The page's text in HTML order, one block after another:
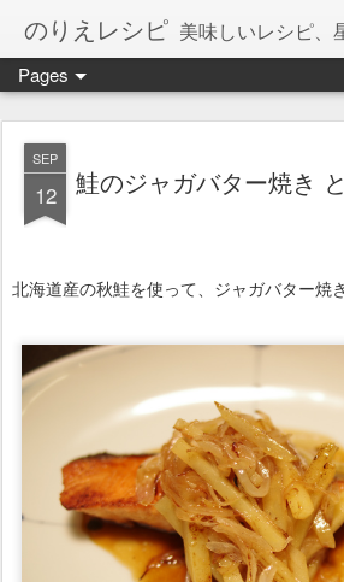
のりえレシピ 美味しいレシピ、星付きレストラン、絶品
Pages
SEP
12 鮭のジャガバター焼き
北海道産の秋鮭を使って、ジャガバター焼